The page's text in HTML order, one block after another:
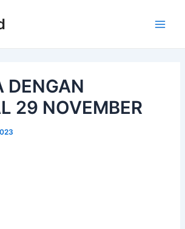
DENGAN
29 NOVEMBER